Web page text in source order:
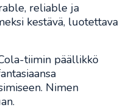
reliable ja
kestävä, luotettava
tiimin päällikkö
Nimen